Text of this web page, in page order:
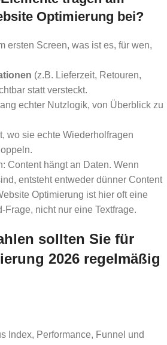
Optimierung bei?
ersten Screen, was ist es, für wen,
(z.B. Lieferzeit, Retouren,
statt versteckt.
echter Nutzlogik, von Überblick zu
wo sie echte Wiederholfragen
Content hängt an Daten. Wenn
entsteht entweder dünner Content
Optimierung ist hier oft eine
Frage, nicht nur eine Textfrage.
sollten Sie für
2026 regelmäßig
Index, Performance, Funnel und